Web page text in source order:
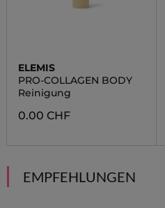
ELEMIS
PRO-COLLAGEN BODY
Reinigung
0.00 CHF
EMPFEHLUNGEN